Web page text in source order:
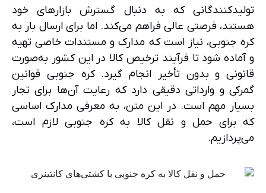
تولیدکنندگانی که به دنبال گسترش بازارهای خود
هستند، فرصتی عالی فراهم می‌کند. اما برای ارسال بار به
کره جنوبی، نیاز است که مدارک و مستندات خاصی تهیه
و آماده شود تا فرآیند ترخیص کالا در این کشور به‌صورت
قانونی و بدون تأخیر انجام گیرد. کره جنوبی قوانین
گمرکی و وارداتی دقیقی دارد که رعایت آن‌ها برای تجار
بسیار مهم است. در این متن، به معرفی مدارک اساسی
که برای حمل و نقل کالا به کره جنوبی لازم است،
می‌پردازیم.